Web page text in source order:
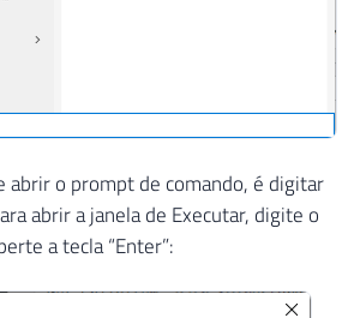
abrir o prompt de comando, é digitar
abrir a janela de Executar, digite o
a tecla “Enter”: